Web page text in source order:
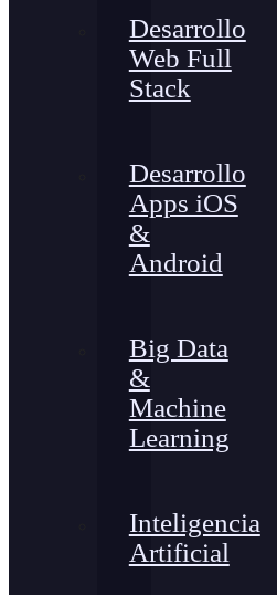
Desarrollo
Web Full
Stack
Desarrollo
Apps iOS
&
Android
Big Data
&
Machine
Learning
Inteligencia
Artificial